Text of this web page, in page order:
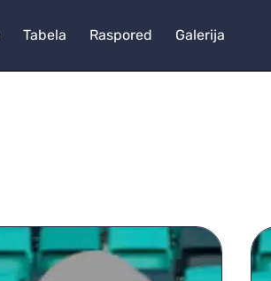
Tabela Raspored Galerija